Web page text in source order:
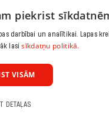
piekrist
darbībai un analītikai. Lapas
lasisīkdatņu politikā.
VISĀM
DETAĻAS